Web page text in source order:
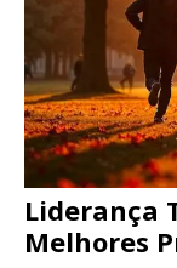
Liderança
Melhores